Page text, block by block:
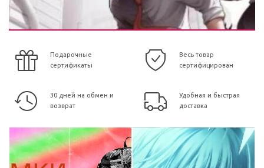
Подарочные
сертификаты
Весь товар
сертифицирован
30 дней на обмен и
возврат
Удобная и быстрая
доставка